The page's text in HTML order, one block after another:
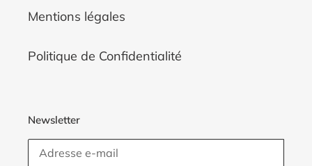
Mentions légales
Politique de Confidentialité
Newsletter